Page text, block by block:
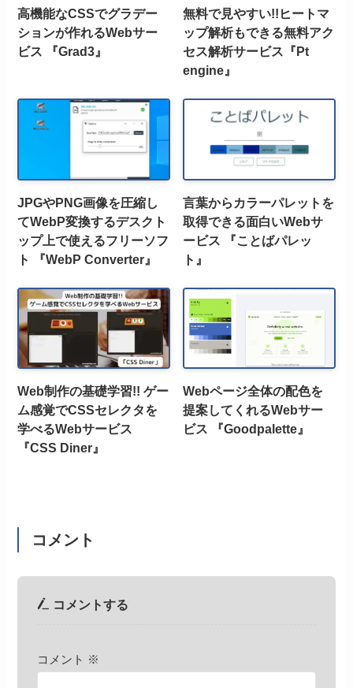
高機能なCSSでグラデー
ションが作れるWebサー
ビス 『Grad3』
無料で見やすい!!ヒートマ
ップ解析もできる無料アク
セス解析サービス『Pt
engine』
JPGやPNG画像を圧縮し
てWebP変換するデスクト
ップ上で使えるフリーソフ
ト 『WebP Converter』
言葉からカラーパレットを
取得できる面白いWebサ
ービス 『ことばパレッ
ト』
Web制作の基礎学習!! ゲー
ム感覚でCSSセレクタを
学べるWebサービス
『CSS Diner』
Webページ全体の配色を
提案してくれるWebサー
ビス 『Goodpalette』
コメント
コメントする
コメント ※